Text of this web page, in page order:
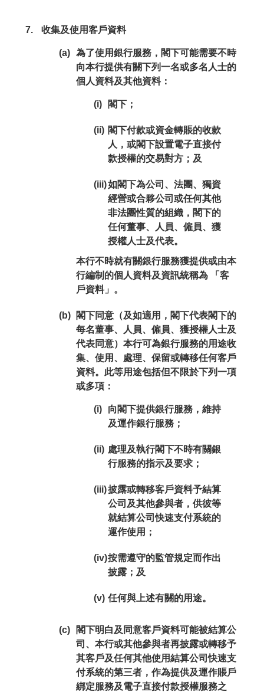
收集及使用客戶資料
(a) 為了使用銀行服務，閣下可能需要不時
向本行提供有關下列一名或多名人士的
個人資料及其他資料：
(i) 閣下；
(ii) 閣下付款或資金轉賬的收款
人，或閣下設置電子直接付
款授權的交易對方；及
(iii)如閣下為公司、法團、獨資
經營或合夥公司或任何其他
非法團性質的組織，閣下的
任何董事、人員、僱員、獲
授權人士及代表。
本行不時就有關銀行服務獲提供或由本
行編制的個人資料及資訊統稱為 「客
戶資料」。
(b)
閣下同意（及如適用，閣下代表閣下的
每名董事、人員、僱員、獲授權人士及
代表同意）本行可為銀行服務的用途收
集、使用、處理、保留或轉移任何客戶
資料。此等用途包括但不限於下列一項
或多項：
(i)
向閣下提供銀行服務，維持
及運作銀行服務；
(ii) 處理及執行閣下不時有關銀
行服務的指示及要求；
(iii)披露或轉移客戶資料予結算
公司及其他參與者，供彼等
就結算公司快速支付系統的
運作使用；
(iv)按需遵守的監管規定而作出
披露；及
(v) 任何與上述有關的用途。
(c)
閣下明白及同意客戶資料可能被結算公
司、本行或其他參與者再披露或轉移予
其客戶及任何其他使用結算公司快速支
付系統的第三者，作為提供及運作賬戶
綁定服務及電子直接付款授權服務之